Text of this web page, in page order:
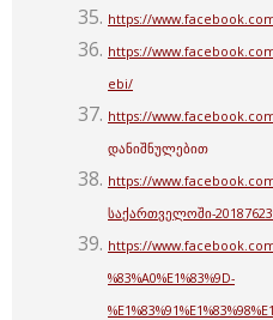
https://
https://
ebi/
https://
დანიშნულებით
https://
საქართველოში-
https://www.facebook.com/
%83%A0%E1%83%9D-